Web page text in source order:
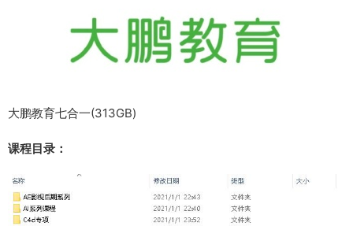
大鹏教育七合一(313GB)
课程目录：